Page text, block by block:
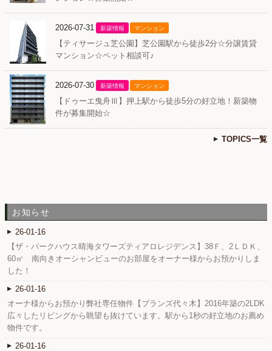
2026-07-31 新築情報 マンション
【ティサージュ芝公園】芝公園駅から徒歩2分☆分譲賃貸
マンション☆ペット相談可♪
2026-07-30 新築情報 マンション
【ドゥーエ曳舟Ⅲ】押上駅から徒歩5分の好立地！新築物
件が募集開始☆
TOPICS一覧
お知らせ
26-01-16
【ザ・パークハウス晴海タワーズティアロレジデンス】38Ｆ、2ＬＤＫ、
60㎡ 南向きオーシャンビューのお部屋をオーナー様からお預かりしま
した！
26-01-16
オーナ様からお預かり弊社専任物件【ブランズ代々木】2016年築の2LDK
広々したリビングから眺望も抜けています。駅から1秒の好立地のお薦め
物件です。
26-01-16